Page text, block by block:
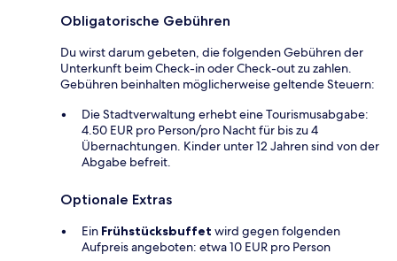
Obligatorische Gebühren
Du wirst darum gebeten, die folgenden Gebühren der
Unterkunft beim Check-in oder Check-out zu zahlen.
Gebühren beinhalten möglicherweise geltende Steuern:
Die Stadtverwaltung erhebt eine Tourismusabgabe:
4.50 EUR pro Person/pro Nacht für bis zu 4
Übernachtungen. Kinder unter 12 Jahren sind von der
Abgabe befreit.
Optionale Extras
Ein Frühstücksbuffet wird gegen folgenden
Aufpreis angeboten: etwa 10 EUR pro Person